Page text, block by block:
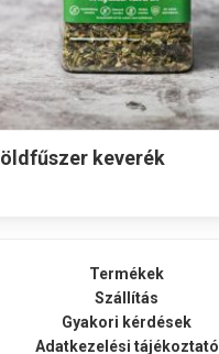
keverék
Termékek
Szállítás
Gyakori kérdések
Adatkezelési tájékoztató